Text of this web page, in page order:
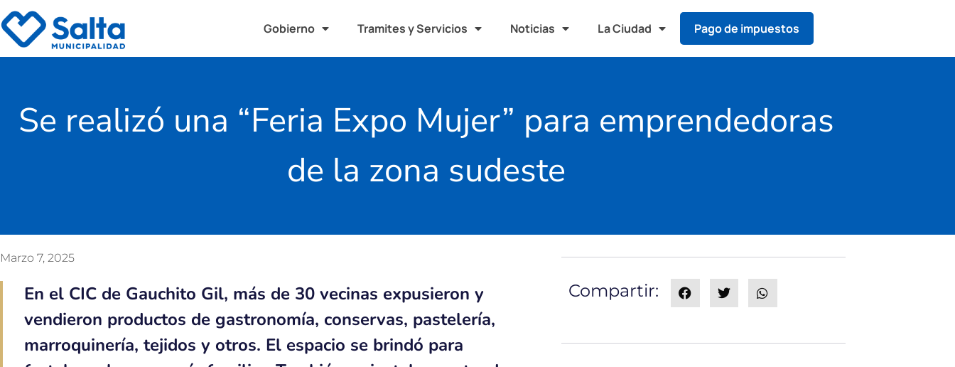
Gobierno Tramites y Servicios Noticias La Ciudad Pago de impuestos
Se realizó una “Feria Expo Mujer” para emprendedoras
de la zona sudeste
Marzo 7, 2025
En el CIC de Gauchito Gil, más de 30 vecinas expusieron y
vendieron productos de gastronomía, conservas, pastelería,
marroquinería, tejidos y otros. El espacio se brindó para
Compartir: